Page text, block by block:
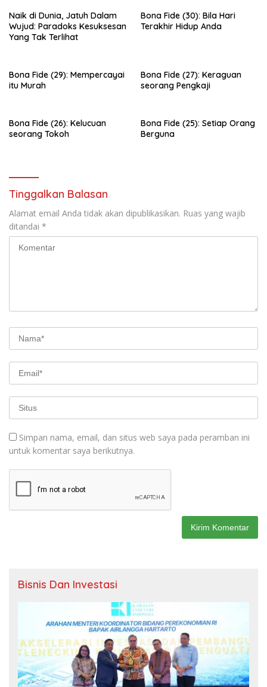
Naik di Dunia, Jatuh Dalam
Wujud: Paradoks Kesuksesan
Yang Tak Terlihat
Bona Fide (30): Bila Hari
Terakhir Hidup Anda
Bona Fide (29): Mempercayai
itu Murah
Bona Fide (27): Keraguan
seorang Pengkaji
Bona Fide (26): Kelucuan
seorang Tokoh
Bona Fide (25): Setiap Orang
Berguna
Tinggalkan Balasan
Alamat email Anda tidak akan dipublikasikan. Ruas yang wajib
ditandai *
Simpan nama, email, dan situs web saya pada peramban ini
untuk komentar saya berikutnya.
Bisnis Dan Investasi